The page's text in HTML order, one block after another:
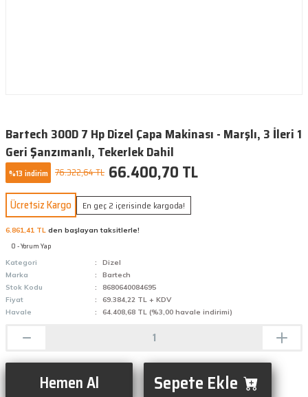
Bartech 300D 7 Hp Dizel Çapa Makinası - Marşlı, 3 İleri 1
Geri Şanzımanlı, Tekerlek Dahil
%13 indirim 76.322,64 TL 66.400,70 TL
Ücretsiz Kargo En geç 2 içerisinde kargoda!
6.861,41 TL den başlayan taksitlerle!
0 - Yorum Yap
Kategori
Dizel
Marka
Bartech
Stok Kodu
8680640084695
Fiyat
69.384,22 TL + KDV
Havale
64.408,68 TL (%3,00 havale indirimi)
Hemen Al Sepete Ekle